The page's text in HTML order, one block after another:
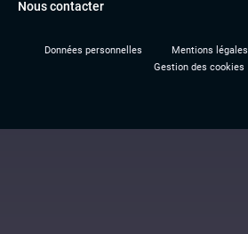
Location TBV
Nous contacter
Données personnelles Mentions légales
Gestion des cookies